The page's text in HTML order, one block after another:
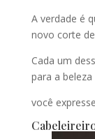
A verdade é
novo corte
Cada um
para a
você